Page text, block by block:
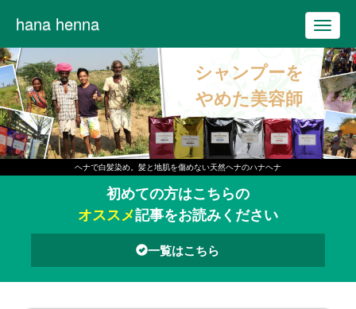
シャンプーを
やめた美容師
T
o
g
g
l
e
n
a
a
t
hana henna
ヘナで白髪染め。髪と地肌を傷めない天然ヘナのハナヘナ
初めての方はこちらの
オススメ記事をお読みください
一覧はこちら